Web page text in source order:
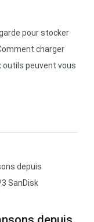
pour stocker
charger
outils peuvent vous